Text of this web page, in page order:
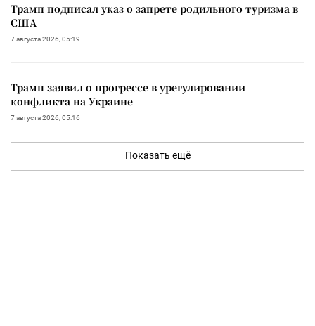
Трамп подписал указ о запрете родильного туризма в
США
7 августа 2026, 05:19
Трамп заявил о прогрессе в урегулировании
конфликта на Украине
7 августа 2026, 05:16
Показать ещё